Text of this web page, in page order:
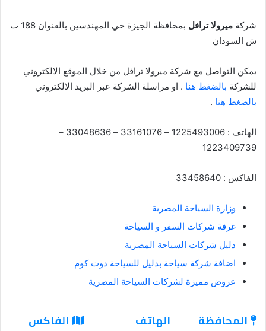
شركة ميرولا ترافل
بمحافظة الجيزة حي المهندسين بالعنوان 188 ب
ش السودان
يمكن التواصل مع شركة ميرولا ترافل من خلال الموقع الالكتروني
للشركة بالضغط هنا . او مراسلة الشركة عبر البريد الالكتروني
بالضغط هنا .
الهاتف : 1225493006 – 33161076 – 33048636 –
1223409739
الفاكس : 33458640
وزارة السياحة المصرية
غرفة شركات السفر و السياحة
دليل شركات السياحة المصرية
اضافة شركة سياحة بدليل للسياحة دوت كوم
عروض مميزة لشركات السياحة المصرية
المحافظة الهاتف الفاكس